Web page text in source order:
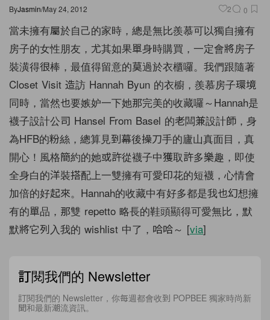
ByJasmin/May 24, 2012 2 0
當未擁有屬於自己的家時， 總是無比羨慕可以獨自擁有
房子的女性朋友，尤其如果單身時購買， 一定會將房子
裝潢得很棒，最值得留意的莫過於衣櫃囉。 我們跟隨著
Closet Visit 造訪 Hannah Byun 的衣櫥，羨慕房子環境
同時， 當然也要嫉妒一下她那完美的收藏囉～Hannah是
襪子設計公司 Hansel From Basel 的老闆兼設計師，身
為HFB的粉絲， 總算見到幕後操刀手的廬山真面目，真
開心！ 風格簡約的她或許從襪子中獲取許多樂趣， 即使
全身白的洋裝搭配上一雙擁有可愛印花的短襪， 心情會
加倍的好起來。 Hannah的收藏中有好多都是我也幻想擁
有的單品， 那雙 repetto 略長的鞋頭顯得可愛無比， 默
默將它列入我的 wishlist 中了，哈哈～ [via]
訂閱我們的 Newsletter
訂閱我們的 Newsletter，你每週都會收到 POPBEE 獨家時尚新
聞和最新潮流資訊。